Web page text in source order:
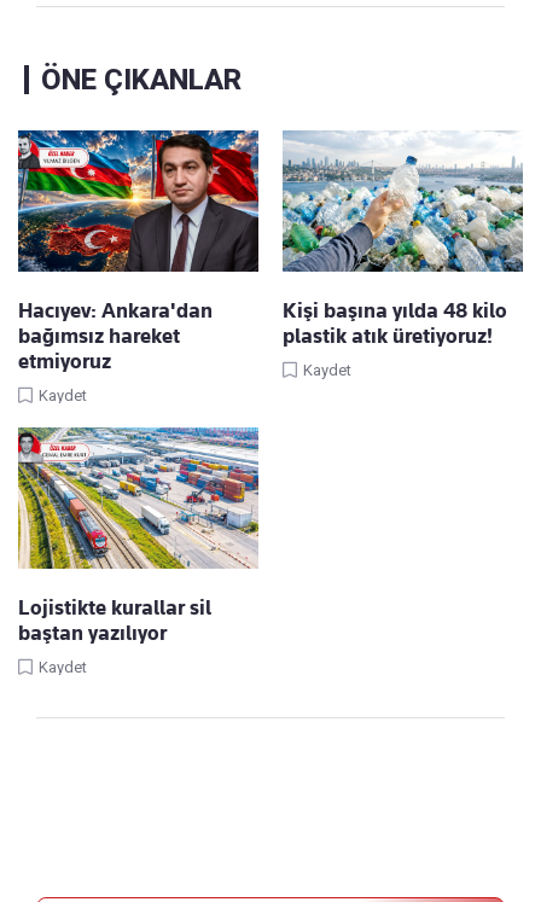
ÖNE ÇIKANLAR
Hacıyev: Ankara'dan
bağımsız hareket
etmiyoruz
Kaydet
Kişi başına yılda 48 kilo
plastik atık üretiyoruz!
Kaydet
Lojistikte kurallar sil
baştan yazılıyor
Kaydet